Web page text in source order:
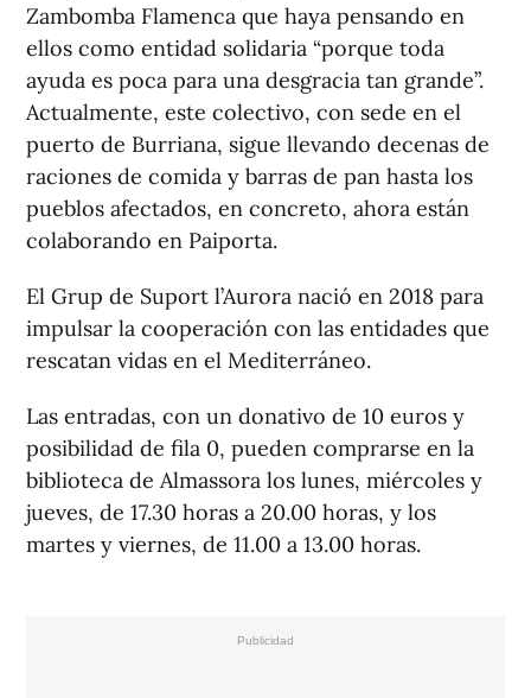
Zambomba Flamenca que haya pensando en
ellos como entidad solidaria “porque toda
ayuda es poca para una desgracia tan grande”.
Actualmente, este colectivo, con sede en el
puerto de Burriana, sigue llevando decenas de
raciones de comida y barras de pan hasta los
pueblos afectados, en concreto, ahora están
colaborando en Paiporta.
El Grup de Suport l’Aurora nació en 2018 para
impulsar la cooperación con las entidades que
rescatan vidas en el Mediterráneo.
Las entradas, con un donativo de 10 euros y
posibilidad de fila 0, pueden comprarse en la
biblioteca de Almassora los lunes, miércoles y
jueves, de 17.30 horas a 20.00 horas, y los
martes y viernes, de 11.00 a 13.00 horas.